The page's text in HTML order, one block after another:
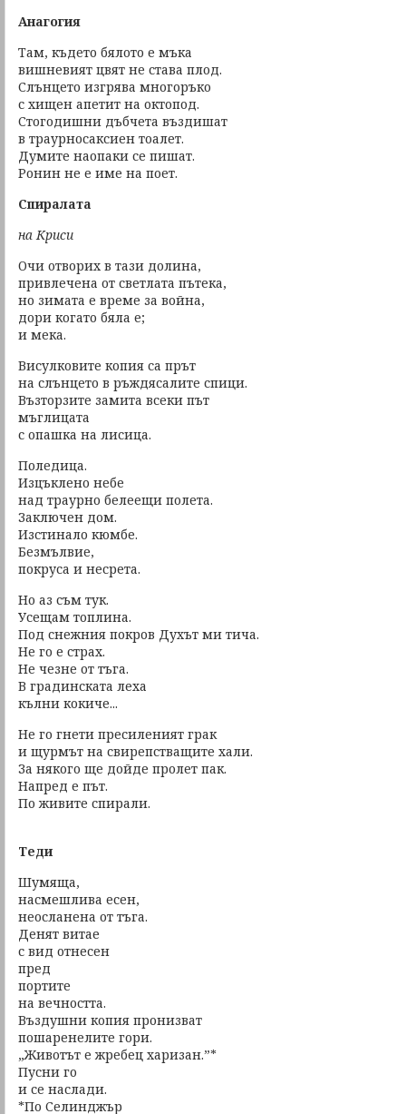
Анагогия
Там, където бялото е мъка
вишневият цвят не става плод.
Слънцето изгрява многоръко
с хищен апетит на октопод.
Стогодишни дъбчета въздишат
в траурносаксиен тоалет.
Думите наопаки се пишат.
Ронин не е име на поет.
Спиралата
на Криси
Очи отворих в тази долина,
привлечена от светлата пътека,
но зимата е време за война,
дори когато бяла е;
и мека.
Висулковите копия са прът
на слънцето в ръждясалите спици.
Възторзите замита всеки път
мъглицата
с опашка на лисица.
Поледица.
Изцъклено небе
над траурно белеещи полета.
Заключен дом.
Изстинало кюмбе.
Безмълвие,
покруса и несрета.
Но аз съм тук.
Усещам топлина.
Под снежния покров Духът ми тича.
Не го е страх.
Не чезне от тъга.
В градинската леха
кълни кокиче...
Не го гнети пресиленият грак
и щурмът на свирепстващите хали.
За някого ще дойде пролет пак.
Напред е път.
По живите спирали.
Теди
Шумяща,
насмешлива есен,
неосланена от тъга.
Денят витае
с вид отнесен
пред
портите
на вечността.
Въздушни копия пронизват
пошаренелите гори.
„Животът е жребец харизан.”*
Пусни го
и се наслади.
*По Селинджър